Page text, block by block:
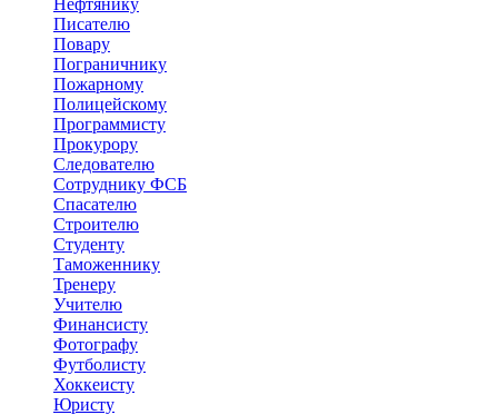
Нефтянику
Писателю
Повару
Пограничнику
Пожарному
Полицейскому
Программисту
Прокурору
Следователю
Сотруднику ФСБ
Спасателю
Строителю
Студенту
Таможеннику
Тренеру
Учителю
Финансисту
Фотографу
Футболисту
Хоккеисту
Юристу